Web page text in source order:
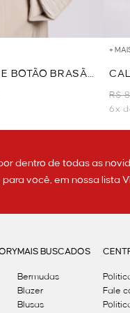
BOTÃO BRASÃO
+
-
R$
6x
dentro de todas as
você, em nossa lista
MAIS BUSCADOS
Bermudas
Blazer
Blusas
Fale